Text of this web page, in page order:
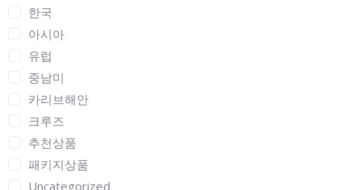
한국
아시아
유럽
중남미
카리브해안
크루즈
추천상품
패키지상품
Uncategorized